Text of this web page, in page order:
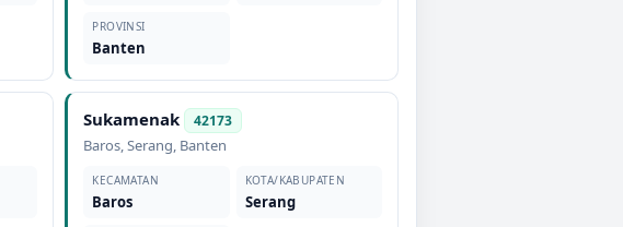
PROVINSI
Banten
Sukamenak 42173
Baros,Serang, Banten
KECAMATAN
Baros
KOTA/KABUPATEN
Serang